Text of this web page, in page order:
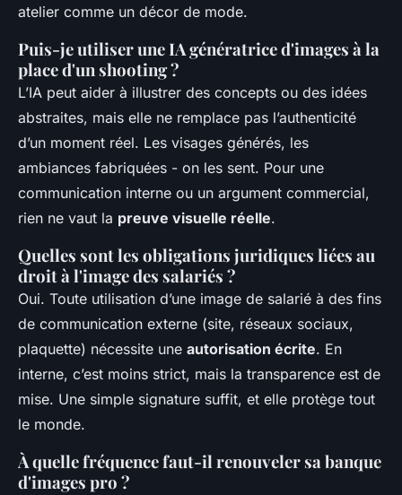
atelier comme un décor de mode.
Puis-je utiliser une IA génératrice d'images à la
place d'un shooting ?
L’IA peut aider à illustrer des concepts ou des idées
abstraites, mais elle ne remplace pas l’authenticité
d’un moment réel. Les visages générés, les
ambiances fabriquées - on les sent. Pour une
communication interne ou un argument commercial,
rien ne vaut la preuve visuelle réelle.
Quelles sont les obligations juridiques liées au
droit à l'image des salariés ?
Oui. Toute utilisation d’une image de salarié à des fins
de communication externe (site, réseaux sociaux,
plaquette) nécessite une autorisation écrite. En
interne, c’est moins strict, mais la transparence est de
mise. Une simple signature suffit, et elle protège tout
le monde.
À quelle fréquence faut-il renouveler sa banque
d'images pro ?